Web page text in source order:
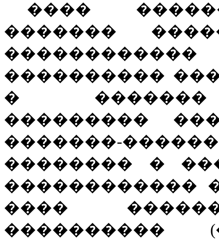
����
�������
����������
� �������
���������
�������-
�������� �
������������
����
����������